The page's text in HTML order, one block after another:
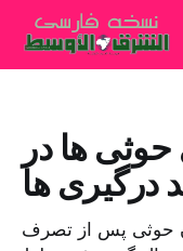
ها در
درگیری ها
حوثی پس از تصرف